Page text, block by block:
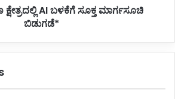
ಕ್ಷೇತ್ರದಲ್ಲಿ AI ಬಳಕೆಗೆ ಸೂಕ್ತ ಮಾರ್ಗಸೂಚಿ
ಬಿಡುಗಡೆ*